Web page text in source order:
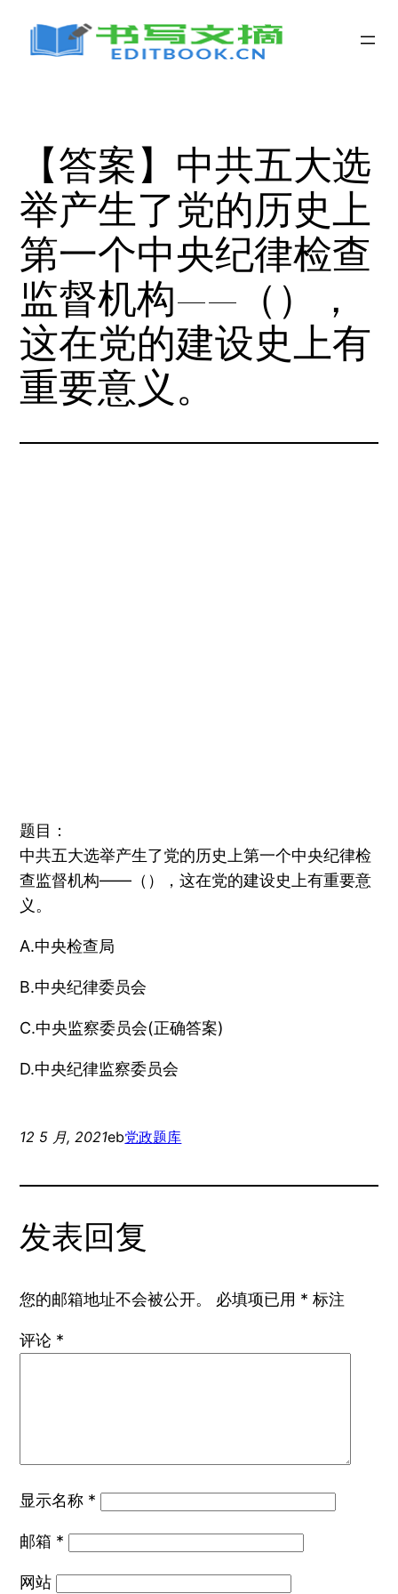
【答案】中共五大选
举产生了党的历史上
第一个中央纪律检查
监督机构――（），
这在党的建设史上有
重要意义。
题目：
中共五大选举产生了党的历史上第一个中央纪律检
查监督机构――（），这在党的建设史上有重要意
义。
A.中央检查局
B.中央纪律委员会
C.中央监察委员会(正确答案)
D.中央纪律监察委员会
12 5 月, 2021eb党政题库
发表回复
您的邮箱地址不会被公开。 必填项已用 * 标注
评论 *
显示名称 *
邮箱 *
网站